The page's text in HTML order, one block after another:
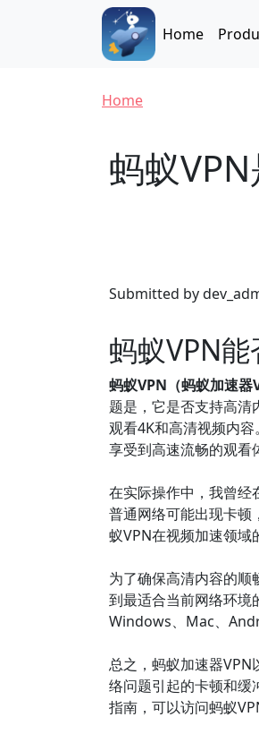
Skip to main content
Main
Home
Breadcrumb
Home
蚂蚁
Submitted by
蚂蚁VPN
蚂蚁VPN（蚂蚁加速器
题是，它是否支持高清
观看4K和高清视频内
享受到高速流畅的观看
在实际操作中，我曾经
普通网络可能出现卡顿
蚁VPN在视频加速领域
为了确保高清内容的
到最适合当前网络环境
Windows、Mac、
总之，蚂蚁加速器
络问题引起的卡顿和缓
指南，可以访问蚂蚁